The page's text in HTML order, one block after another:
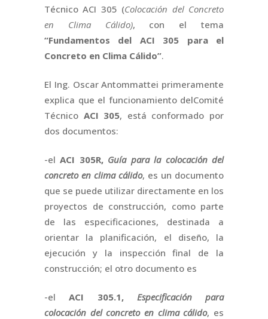
Técnico ACI 305 (Colocación del Concreto
en Clima Cálido), con el tema
“Fundamentos del ACI 305 para el
Concreto en Clima Cálido”.
El Ing. Oscar Antommattei primeramente
explica que el funcionamiento delComité
Técnico ACI 305, está conformado por
dos documentos:
-elACI 305R, Guía para la colocación del
concreto en clima cálido, es un documento
que se puede utilizar directamente en los
proyectos de construcción, como parte
de las especificaciones, destinada a
orientar la planificación, el diseño, la
ejecución y la inspección final de la
construcción; el otro documento es
-elACI 305.1, Especificación para
colocación del concreto en clima cálido, es